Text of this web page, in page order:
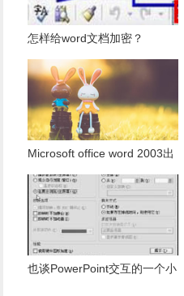
怎样给word文档加密？
Microsoft office word 2003出
现发送错误报告怎么办？
也谈PowerPoint交互的一个小